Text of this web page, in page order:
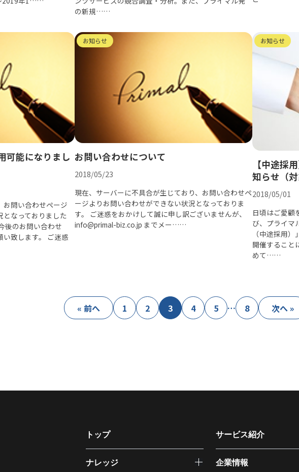
の新規……
可能になりまし
お問い合わせページ
となっておりました
後のお問い合わせ
致します。 ご迷惑
お知らせ
お問い合わせについて
2018/05/23
現在、サーバーに不具合が生じており、お問い合わせペ
ージよりお問い合わせができない状況となっておりま
す。 ご迷惑をおかけして誠に申し訳ございませんが、
info@primal-biz.co.jp までメー……
お知らせ
【中途採
知らせ（
2018/05/01
日頃はご愛顧
び、プライマ
（中途採用
開催すること
めて……
« 前へ 1 2 3 4 5 … 8 次へ »
トップ サービス紹介
ナレッジ 企業情報